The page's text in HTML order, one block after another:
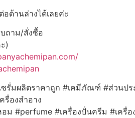
ด้านล่างได้เลยค่ะ
ถาม/สั่งซื้อ
)
รั่มผลิตราคาถูก #เคมีภัณฑ์ #ส่วนปร
รื่องสำอาง
#perfume #เครื่องปั่นครีม #เครื่อ